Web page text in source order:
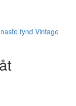
fynd Vintage